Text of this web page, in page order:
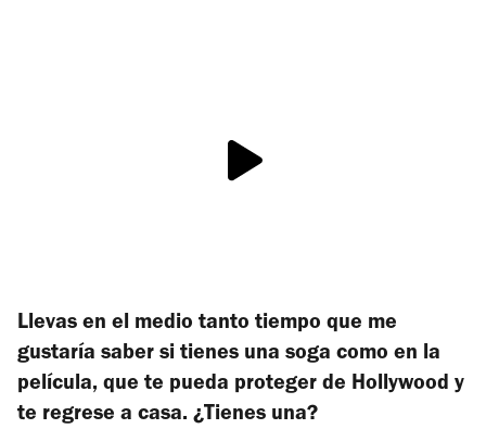
Llevas en el medio tanto tiempo que me
gustaría saber si tienes una soga como en la
película, que te pueda proteger de Hollywood y
te regrese a casa. ¿Tienes una?